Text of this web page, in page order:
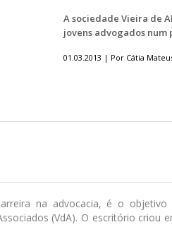
A sociedade Vieira de
jovens advogados
01.03.2013 | Por Cátia
na advocacia, é o
(VdA). O escritório criou